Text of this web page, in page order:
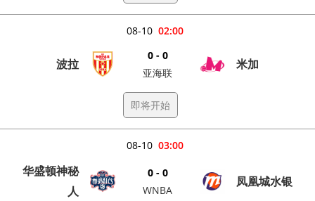
02:00
08-10
波拉
0 - 0
亚海联
米加
即将开始
03:00
08-10
华盛顿神秘
人
0 - 0
WNBA
凤凰城水银